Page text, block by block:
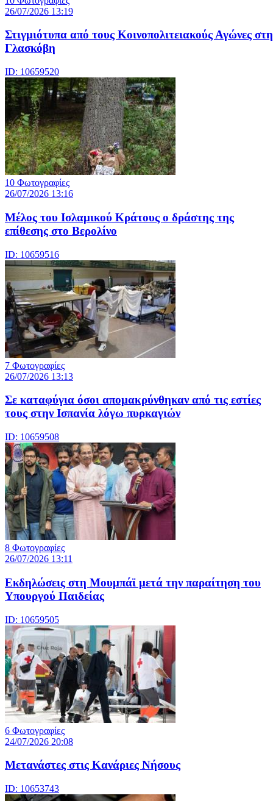
26/07/2026 13:19
Στιγμιότυπα από τους Κοινοπολιτειακούς Αγώνες στη
Γλασκόβη
ID: 10659520
10 Φωτογραφίες
26/07/2026 13:16
Μέλος του Ισλαμικού Κράτους o δράστης της
επίθεσης στο Βερολίνο
ID: 10659516
7 Φωτογραφίες
26/07/2026 13:13
Σε καταφύγια όσοι απομακρύνθηκαν από τις εστίες
τους στην Ισπανία λόγω πυρκαγιών
ID: 10659508
8 Φωτογραφίες
26/07/2026 13:11
Eκδηλώσεις στη Μουμπάϊ μετά την παραίτηση του
Υπουργού Παιδείας
ID: 10659505
6 Φωτογραφίες
24/07/2026 20:08
Μετανάστες στις Κανάριες Νήσους
ID: 10653743